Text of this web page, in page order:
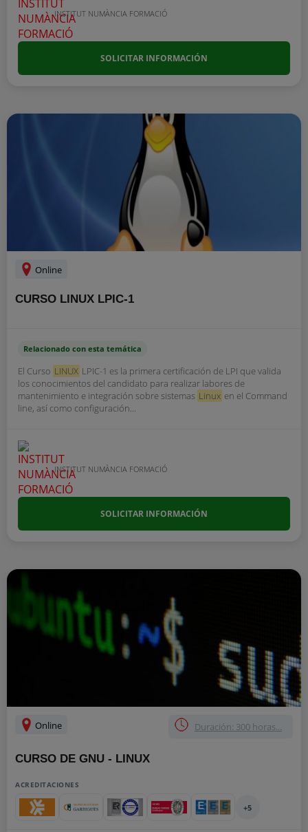
INSTITUT NUMÀNCIA FORMACIÓ
SOLICITAR INFORMACIÓN
Online
CURSO LINUX LPIC-1
Relacionado con esta temática
El Curso LINUX LPIC-1 es la primera certificación de LPI que valida
los conocimientos del candidato para realizar labores de
mantenimiento e integración sobre sistemas Linux en el Command
line, así como configuración...
INSTITUT NUMÀNCIA FORMACIÓ
SOLICITAR INFORMACIÓN
Online Duración: 300 horas...
CURSO DE GNU - LINUX
ACREDITACIONES
+5